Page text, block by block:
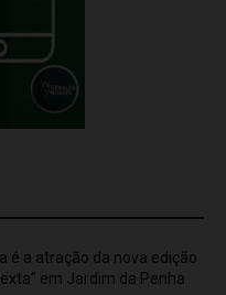
é a atração da nova edição
em Jardim da Penha